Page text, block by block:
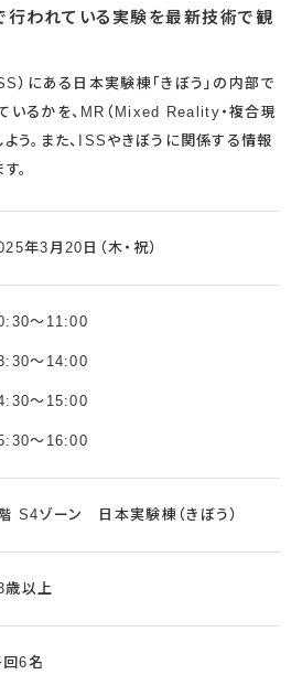
行われている実験を最新技術で観
）にある日本実験棟「きぼう」の内部で
いるかを、MR（Mixed Reality・複合現
う。また、ISSやきぼうに関係する情報
。
年3月20日（木・祝）
～11:00
～14:00
～15:00
～16:00
S4ゾーン 日本実験棟（きぼう）
歳以上
回6名